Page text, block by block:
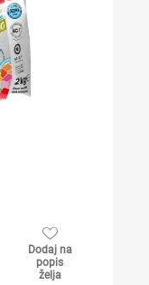
Dodaj na
popis
želja